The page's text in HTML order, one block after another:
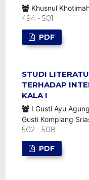
Khusnul
494 - 501
PDF
STUDI
TERHADAP
KALA I
I Gusti Ayu
Gusti Kompiang
502 - 508
PDF